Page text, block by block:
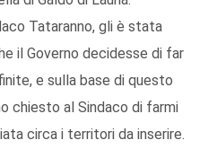
Tataranno, gli è stata
il Governo decidesse di far
e sulla base di questo
chiesto al Sindaco di farmi
circa i territori da inserire.